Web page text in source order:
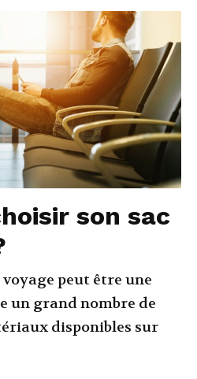
son sac
peut être une
un grand nombre de
disponibles sur